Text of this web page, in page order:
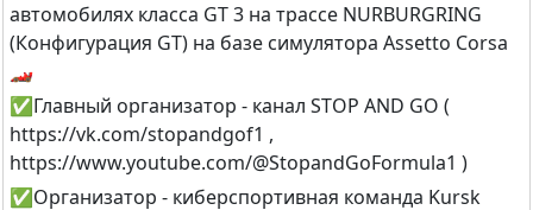
автомобилях класса GT 3 на трассе NURBURGRING
(Конфигурация GT) на базе симулятора Assetto Corsa
🏎
✅Главный организатор - канал STOP AND GO (
https://vk.com/stopandgof1 ,
https://www.youtube.com/@StopandGoFormula1 )
✅Организатор - киберспортивная команда Kursk